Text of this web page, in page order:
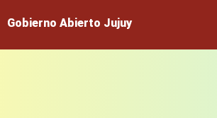
Gobierno Abierto Jujuy